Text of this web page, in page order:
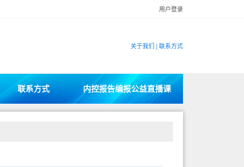
用户登录
关于我们 | 联系方式
联系方式 内控报告编报公益直播课